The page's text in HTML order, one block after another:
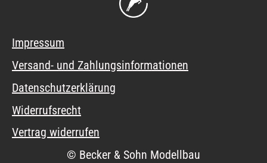
Impressum
Versand- und Zahlungsinformationen
Datenschutzerklärung
Widerrufsrecht
Vertrag widerrufen
© Becker & Sohn Modellbau